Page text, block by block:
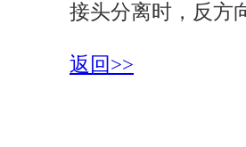
接头分离时，反方
返回>>